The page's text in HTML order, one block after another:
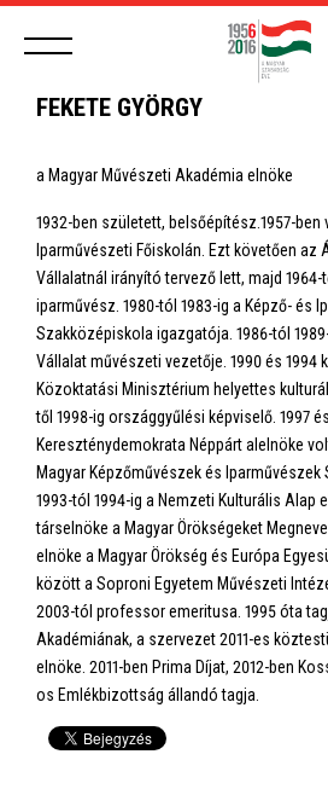
FEKETE GYÖRGY
a Magyar Művészeti Akadémia elnöke
1932-ben született, belsőépítész.1957-ben
Iparművészeti Főiskolán. Ezt követően az
Vállalatnál irányító tervező lett, majd
iparművész. 1980-tól 1983-ig a Képző- és
Szakközépiskola igazgatója. 1986-tól
Vállalat művészeti vezetője. 1990 és 1994
Közoktatási Minisztérium helyettes
től 1998-ig országgyűlési képviselő. 1997
Kereszténydemokrata Néppárt alelnöke
Magyar Képzőművészek és
1993-tól 1994-ig a Nemzeti Kulturális Alap
társelnöke a Magyar Örökségeket
elnöke a Magyar Örökség és Európa
között a Soproni Egyetem Művészeti
2003-tól professor emeritusa. 1995 óta
Akadémiának, a szervezet 2011-es
elnöke. 2011-ben Prima Díjat, 2012-ben
os Emlékbizottság állandó tagja.